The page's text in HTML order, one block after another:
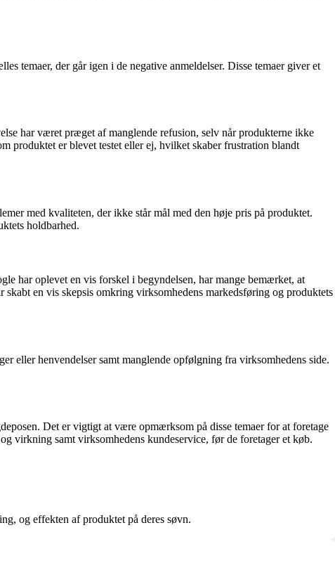
temaer, der går igen i de negative anmeldelser. Disse temaer giver et
har været præget af manglende refusion, selv når produkterne ikke
produktet er blevet testet eller ej, hvilket skaber frustration blandt
med kvaliteten, der ikke står mål med den høje pris på produktet.
holdbarhed.
har oplevet en vis forskel i begyndelsen, har mange bemærket, at
en vis skepsis omkring virksomhedens markedsføring og produktets
eller henvendelser samt manglende opfølgning fra virksomhedens side.
Det er vigtigt at være opmærksom på disse temaer for at foretage
virkning samt virksomhedens kundeservice, før de foretager et køb.
og effekten af produktet på deres søvn.